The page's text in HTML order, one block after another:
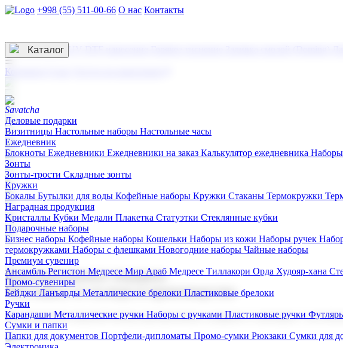
+998 (55) 511-00-66 О нас Контакты
3D гравировка
☰
Контакты
Каталог
Деловые подарки
Визитницы Настольные наборы Настольные часы
Ежедневник
Блокноты Ежедневники Ежедневники на заказ Калькулятор ежедневника
Зонты
Зонты-трости Складные зонты
Кружки
Бокалы Бутылки для воды Кофейные наборы Кружки Стаканы Термокружки
Наградная продукция
Kристаллы Кубки Медали Плакетка Статуэтки Стеклянные кубки
Подарочные наборы
Бизнес наборы Кофейные наборы Кошельки Наборы из кожи Наборы ручек
термокружками Наборы с флешками Новогодние наборы Чайные наборы
Премиум сувенир
Ансамбль Регистон Медресе Мир Араб Медресе Тиллакори Орда Худояр-хана
Промо-сувениры
Бейджи Ланъярды Металлические брелоки Пластиковые брелоки
Ручки
Карандаши Металлические ручки Наборы с ручками Пластиковые ручки
Сумки и папки
Папки для документов Портфели-дипломаты Промо-сумки Рюкзаки Сумки для
Корпоративные подарки
Поставка со склада и производство
Мы предлагаем широкий выбор корпоративных подарков и сувениров с